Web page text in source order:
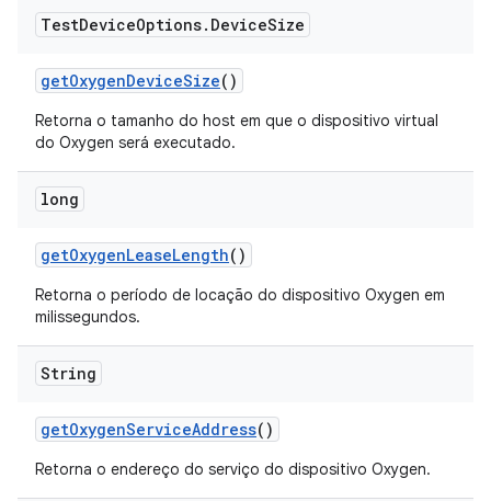
TestDeviceOptions. DeviceSize
getOxygenDeviceSize()
Retorna o tamanho do host em que o dispositivo virtual
do Oxygen será executado.
long
getOxygenLeaseLength()
Retorna o período de locação do dispositivo Oxygen em
milissegundos.
String
getOxygenServiceAddress()
Retorna o endereço do serviço do dispositivo Oxygen.